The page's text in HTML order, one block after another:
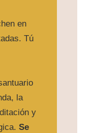
en
Tú
la
y
Se